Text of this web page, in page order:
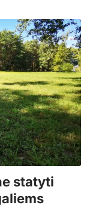
statyti